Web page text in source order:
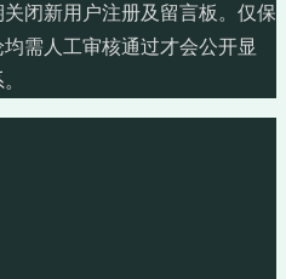
闭新用户注册及留言板。仅保
需人工审核通过才会公开显